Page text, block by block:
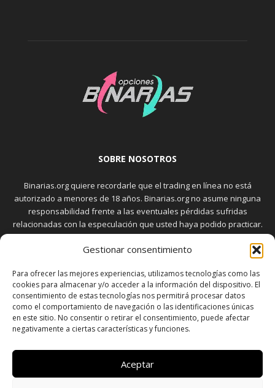
Gestionar consentimiento
Para ofrecer las mejores experiencias, utilizamos tecnologías como las
cookies para almacenar y/o acceder a la información del dispositivo. El
consentimiento de estas tecnologías nos permitirá procesar datos
como el comportamiento de navegación o las identificaciones únicas
en este sitio. No consentir o retirar el consentimiento, puede afectar
negativamente a ciertas características y funciones.
Aceptar
SOBRE NOSOTROS
Binarias.org quiere recordarle que el trading en línea no está
autorizado a menores de 18 años. Binarias.org no asume ninguna
responsabilidad frente a las eventuales pérdidas sufridas
relacionadas con la especulación que usted haya podido practicar.
El trading en el mercado de opciones binarias implica riesgos
elevados. Usted debe conocer y aceptar estos riesgos, que
transacciones bursátiles.
SÍGUENOS